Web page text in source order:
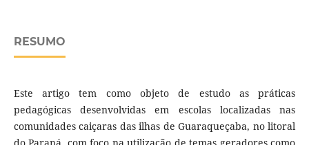
RESUMO
Este artigo tem como objeto de estudo as práticas
pedagógicas desenvolvidas em escolas localizadas nas
comunidades caiçaras das ilhas de Guaraqueçaba, no litoral
do Paraná, com foco na utilização de temas geradores como